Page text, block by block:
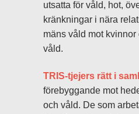
utsatta för våld, hot,
kränkningar i nära
mäns våld mot
våld.
TRIS-tjejers rätt i
förebyggande mot
och våld. De som